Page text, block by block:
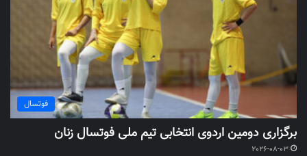
فوتسال
برگزاری دومین اردوی انتخابی تیم ملی فوتسال زنان
2026-08-03